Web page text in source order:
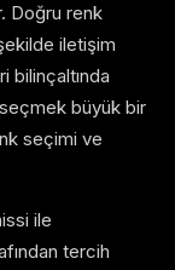
Doğru renk
iletişim
bilinçaltında
seçmek büyük bir
seçimi ve
ile
tercih